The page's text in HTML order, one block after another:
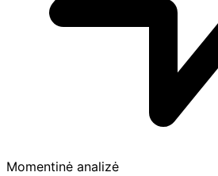
Momentinė analizė